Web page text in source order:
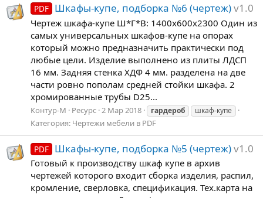
PDF Шкафы-купе, подборка №6 (чертеж)v1.0
Чертеж шкафа-купе Ш*Г*В: 1400х600х2300 Один из
самых универсальных шкафов-купе на опорах
который можно предназначить практически под
любые цели. Изделие выполнено из плиты ЛДСП
16 мм. Задняя стенка ХДФ 4 мм. разделена на две
части ровно пополам средней стойки шкафа. 2
хромированные трубы D25...
Контур-М Ресурс 2 Мар 2018 гардероб шкаф-купе
Категория: Чертежи мебели в PDF
PDF Шкафы-купе, подборка №5 (чертеж)v1.0
Готовый к производству шкаф купе в архив
чертежей которого входит сборка изделия, распил,
кромление, сверловка, спецификация. Тех.карта на